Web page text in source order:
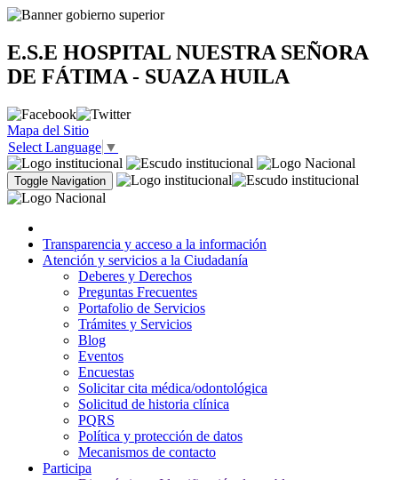
E.S.E HOSPITAL NUESTRA SEÑORA
DE FÁTIMA - SUAZA HUILA
Mapa del Sitio
Select Language ▼
Toggle Navigation
Transparencia y acceso a la información
Atención y servicios a la Ciudadanía
Deberes y Derechos
Preguntas Frecuentes
Portafolio de Servicios
Trámites y Servicios
Blog
Eventos
Encuestas
Solicitar cita médica/odontológica
Solicitud de historia clínica
PQRS
Política y protección de datos
Mecanismos de contacto
Participa